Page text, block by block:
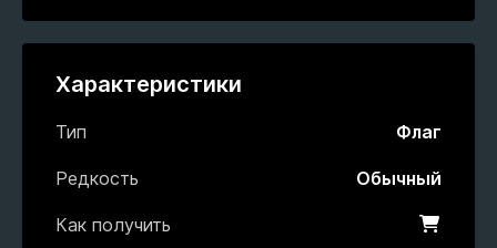
Характеристики
Тип Флаг
Редкость Обычный
Как получить